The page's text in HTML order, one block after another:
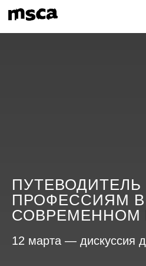
ПУТЕВОДИТЕЛЬ
ПРОФЕССИЯМ В
СОВРЕМЕННОМ
12 марта — дискуссия